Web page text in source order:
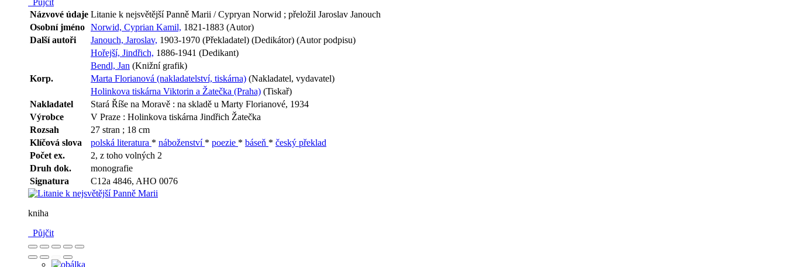
Půjčit
Názvové údaje Litanie k nejsvětější Panně Marii / Cypryan Norwid ; přeložil Jaroslav Janouch
Osobní jméno Norwid, Cyprian Kamil, 1821-1883 (Autor)
Další autoři
Janouch, Jaroslav, 1903-1970 (Překladatel) (Dedikátor) (Autor podpisu)
Hořejší, Jindřich, 1886-1941 (Dedikant)
Bendl, Jan (Knižní grafik)
Korp.
Marta Florianová (nakladatelství, tiskárna) (Nakladatel, vydavatel)
Holinkova tiskárna Viktorin a Žatečka (Praha) (Tiskař)
Nakladatel
Stará Říše na Moravě : na skladě u Marty Florianové, 1934
Výrobce
V Praze : Holinkova tiskárna Jindřich Žatečka
Rozsah
27 stran ; 18 cm
Klíčová slova
polská literatura * náboženství * poezie * báseň * český překlad
Počet ex.
2, z toho volných 2
Druh dok.
monografie
Signatura
C12a 4846, AHO 0076
kniha
Půjčit